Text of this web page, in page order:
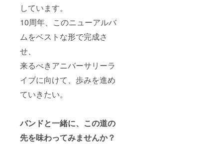
しています。
10周年、このニューアルバ
ムをベストな形で完成さ
せ、
来るべきアニバーサリーラ
イブに向けて、歩みを進め
ていきたい。
バンドと一緒に、この道の
先を味わってみませんか？